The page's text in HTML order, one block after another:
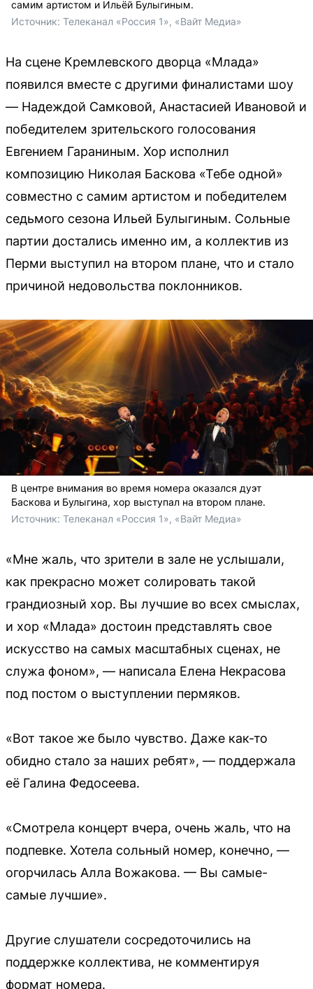
самим артистом и Ильёй Булыгиным.
Источник: Телеканал «Россия 1», «Вайт Медиа»
На сцене Кремлевского дворца «Млада»
появился вместе с другими финалистами шоу
— Надеждой Самковой, Анастасией Ивановой и
победителем зрительского голосования
Евгением Гараниным. Хор исполнил
композицию Николая Баскова «Тебе одной»
совместно с самим артистом и победителем
седьмого сезона Ильей Булыгиным. Сольные
партии достались именно им, а коллектив из
Перми выступил на втором плане, что и стало
причиной недовольства поклонников.
В центре внимания во время номера оказался дуэт
Баскова и Булыгина, хор выступал на втором плане.
Источник: Телеканал «Россия 1», «Вайт Медиа»
«Мне жаль, что зрители в зале не услышали,
как прекрасно может солировать такой
грандиозный хор. Вы лучшие во всех смыслах,
и хор «Млада» достоин представлять свое
искусство на самых масштабных сценах, не
служа фоном», — написала Елена Некрасова
под постом о выступлении пермяков.
«Вот такое же было чувство. Даже как-то
обидно стало за наших ребят», — поддержала
её Галина Федосеева.
«Смотрела концерт вчера, очень жаль, что на
подпевке. Хотела сольный номер, конечно, —
огорчилась Алла Вожакова. — Вы самые-
самые лучшие».
Другие слушатели сосредоточились на
поддержке коллектива, не комментируя
формат номера.